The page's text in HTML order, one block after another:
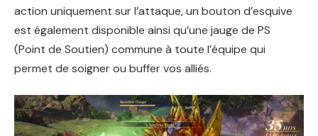
action uniquement sur l’attaque, un bouton d’esquive
est également disponible ainsi qu’une jauge de PS
(Point de Soutien) commune à toute l’équipe qui
permet de soigner ou buffer vos alliés.